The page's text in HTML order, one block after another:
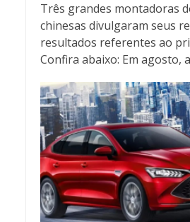
Três grandes montadoras
chinesas divulgaram seus
resultados referentes ao
Confira abaixo: Em agosto,